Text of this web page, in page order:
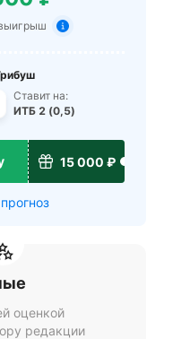
Ставит на:
ИТБ 2 (0,5)
15 000 ₽
оценкой
редакции